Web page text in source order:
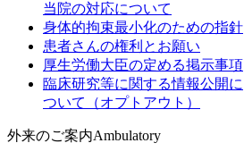
当院の対応について
身体的拘束最小化のための指針
患者さんの権利とお願い
厚生労働大臣の定める掲示事項
臨床研究等に関する情報公開に
ついて（オプトアウト）
外来のご案内Ambulatory